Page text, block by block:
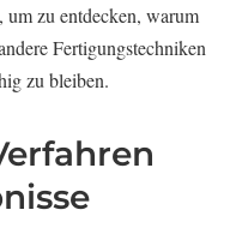
zu entdecken, warum
Fertigungstechniken
zu bleiben.